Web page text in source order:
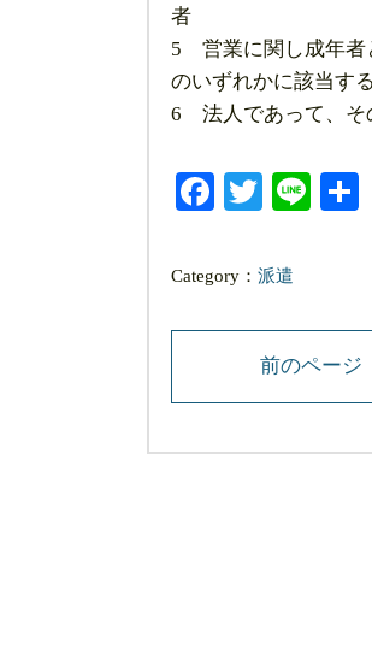
者
5 営業に関し成年者
のいずれかに該当す
6 法人であって、そ
Facebook
Twitter
Line
Category： 派遣
前のページ